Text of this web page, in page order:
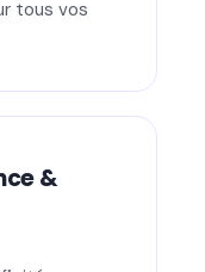
tous vos
&